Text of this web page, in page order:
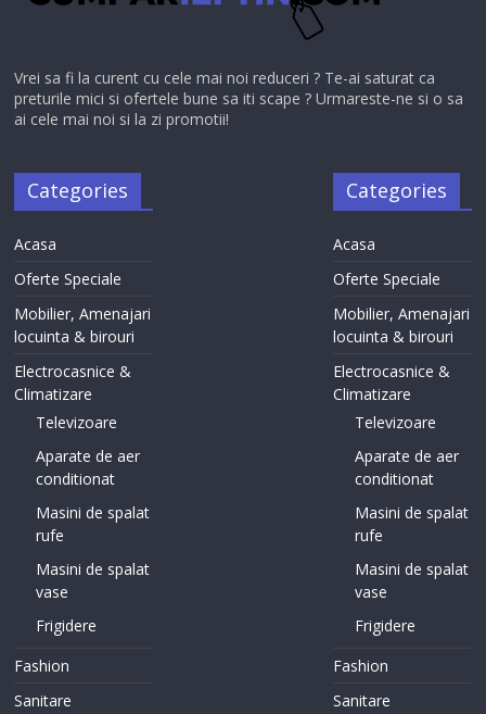
Vrei sa fi la curent cu cele mai noi reduceri ? Te-ai saturat ca
preturile mici si ofertele bune sa iti scape ? Urmareste-ne si o sa
ai cele mai noi si la zi promotii!
Categories
Acasa
Oferte Speciale
Mobilier, Amenajari
locuinta & birouri
Electrocasnice &
Climatizare
Televizoare
Aparate de aer
conditionat
Masini de spalat
rufe
Masini de spalat
vase
Frigidere
Fashion
Sanitare
Categories
Acasa
Oferte Speciale
Mobilier, Amenajari
locuinta & birouri
Electrocasnice &
Climatizare
Televizoare
Aparate de aer
conditionat
Masini de spalat
rufe
Masini de spalat
vase
Frigidere
Fashion
Sanitare